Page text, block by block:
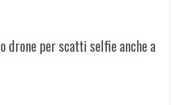
drone per scatti selfie anche a